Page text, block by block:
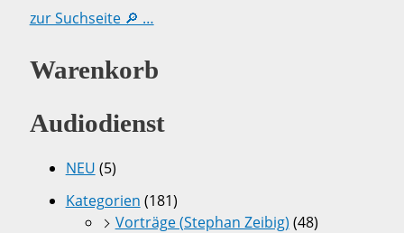
zur Suchseite 🔎 …
Warenkorb
Audiodienst
NEU (5)
Kategorien (181)
Vorträge (Stephan Zeibig) (48)